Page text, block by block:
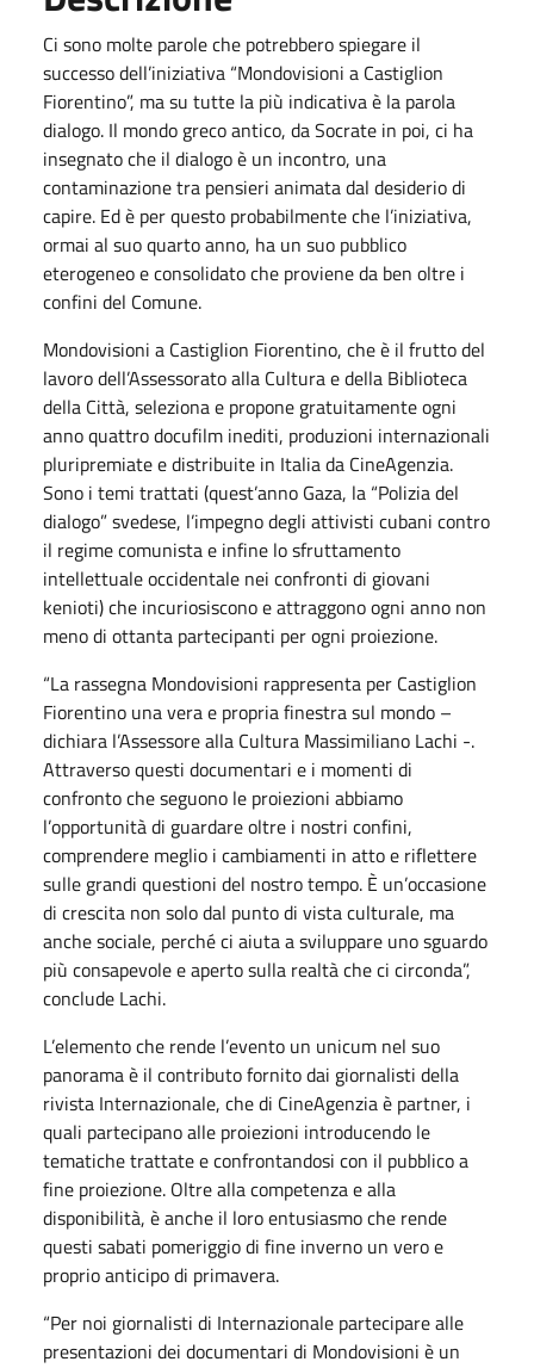
Ci sono molte parole che potrebbero spiegare il
successo dell’iniziativa “Mondovisioni a Castiglion
Fiorentino”, ma su tutte la più indicativa è la parola
dialogo. Il mondo greco antico, da Socrate in poi, ci ha
insegnato che il dialogo è un incontro, una
contaminazione tra pensieri animata dal desiderio di
capire. Ed è per questo probabilmente che l’iniziativa,
ormai al suo quarto anno, ha un suo pubblico
eterogeneo e consolidato che proviene da ben oltre i
confini del Comune.
Mondovisioni a Castiglion Fiorentino, che è il frutto del
lavoro dell’Assessorato alla Cultura e della Biblioteca
della Città, seleziona e propone gratuitamente ogni
anno quattro docufilm inediti, produzioni internazionali
pluripremiate e distribuite in Italia da CineAgenzia.
Sono i temi trattati (quest’anno Gaza, la “Polizia del
dialogo” svedese, l’impegno degli attivisti cubani contro
il regime comunista e infine lo sfruttamento
intellettuale occidentale nei confronti di giovani
kenioti) che incuriosiscono e attraggono ogni anno non
meno di ottanta partecipanti per ogni proiezione.
“La rassegna Mondovisioni rappresenta per Castiglion
Fiorentino una vera e propria finestra sul mondo –
dichiara l’Assessore alla Cultura Massimiliano Lachi -.
Attraverso questi documentari e i momenti di
confronto che seguono le proiezioni abbiamo
l’opportunità di guardare oltre i nostri confini,
comprendere meglio i cambiamenti in atto e riflettere
sulle grandi questioni del nostro tempo. È un’occasione
di crescita non solo dal punto di vista culturale, ma
anche sociale, perché ci aiuta a sviluppare uno sguardo
più consapevole e aperto sulla realtà che ci circonda”,
conclude Lachi.
L’elemento che rende l’evento un unicum nel suo
panorama è il contributo fornito dai giornalisti della
rivista Internazionale, che di CineAgenzia è partner, i
quali partecipano alle proiezioni introducendo le
tematiche trattate e confrontandosi con il pubblico a
fine proiezione. Oltre alla competenza e alla
disponibilità, è anche il loro entusiasmo che rende
questi sabati pomeriggio di fine inverno un vero e
proprio anticipo di primavera.
“Per noi giornalisti di Internazionale partecipare alle
presentazioni dei documentari di Mondovisioni è un